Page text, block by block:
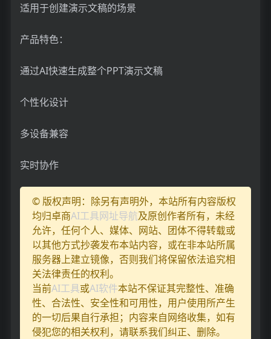
适用于创建演示文稿的场景
产品特色：
通过AI快速生成整个PPT演示文稿
个性化设计
多设备兼容
实时协作
© 版权声明：除另有声明外，本站所有内容版权
均归卓商AI工具网址导航及原创作者所有，未经
允许，任何个人、媒体、网站、团体不得转载或
以其他方式抄袭发布本站内容，或在非本站所属
服务器上建立镜像，否则我们将保留依法追究相
关法律责任的权利。
当前AI工具或AI软件本站不保证其完整性、准确
性、合法性、安全性和可用性，用户使用所产生
的一切后果自行承担；内容来自网络收集，如有
侵犯您的相关权利，请联系我们纠正、删除。